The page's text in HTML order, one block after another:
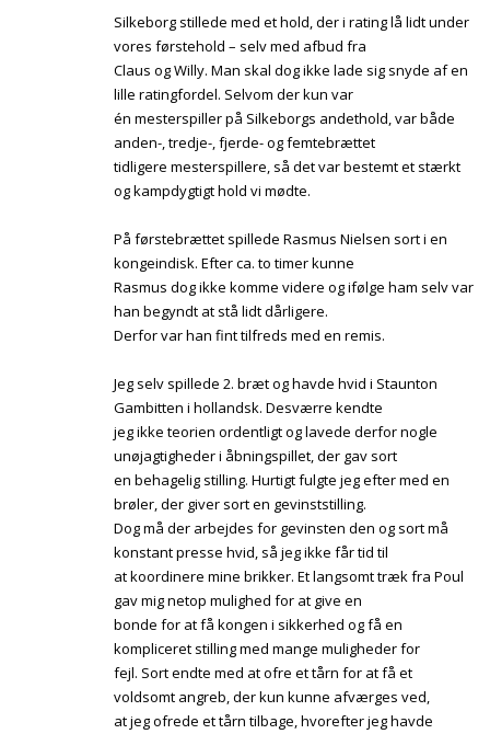
Silkeborg stillede med et hold, der i rating lå lidt under
vores førstehold – selv med afbud fra
Claus og Willy. Man skal dog ikke lade sig snyde af en
lille ratingfordel. Selvom der kun var
én mesterspiller på Silkeborgs andethold, var både
anden-, tredje-, fjerde- og femtebrættet
tidligere mesterspillere, så det var bestemt et stærkt
og kampdygtigt hold vi mødte.
På førstebrættet spillede Rasmus Nielsen sort i en
kongeindisk. Efter ca. to timer kunne
Rasmus dog ikke komme videre og ifølge ham selv var
han begyndt at stå lidt dårligere.
Derfor var han fint tilfreds med en remis.
Jeg selv spillede 2. bræt og havde hvid i Staunton
Gambitten i hollandsk. Desværre kendte
jeg ikke teorien ordentligt og lavede derfor nogle
unøjagtigheder i åbningspillet, der gav sort
en behagelig stilling. Hurtigt fulgte jeg efter med en
brøler, der giver sort en gevinststilling.
Dog må der arbejdes for gevinsten den og sort må
konstant presse hvid, så jeg ikke får tid til
at koordinere mine brikker. Et langsomt træk fra Poul
gav mig netop mulighed for at give en
bonde for at få kongen i sikkerhed og få en
kompliceret stilling med mange muligheder for
fejl. Sort endte med at ofre et tårn for at få et
voldsomt angreb, der kun kunne afværges ved,
at jeg ofrede et tårn tilbage, hvorefter jeg havde